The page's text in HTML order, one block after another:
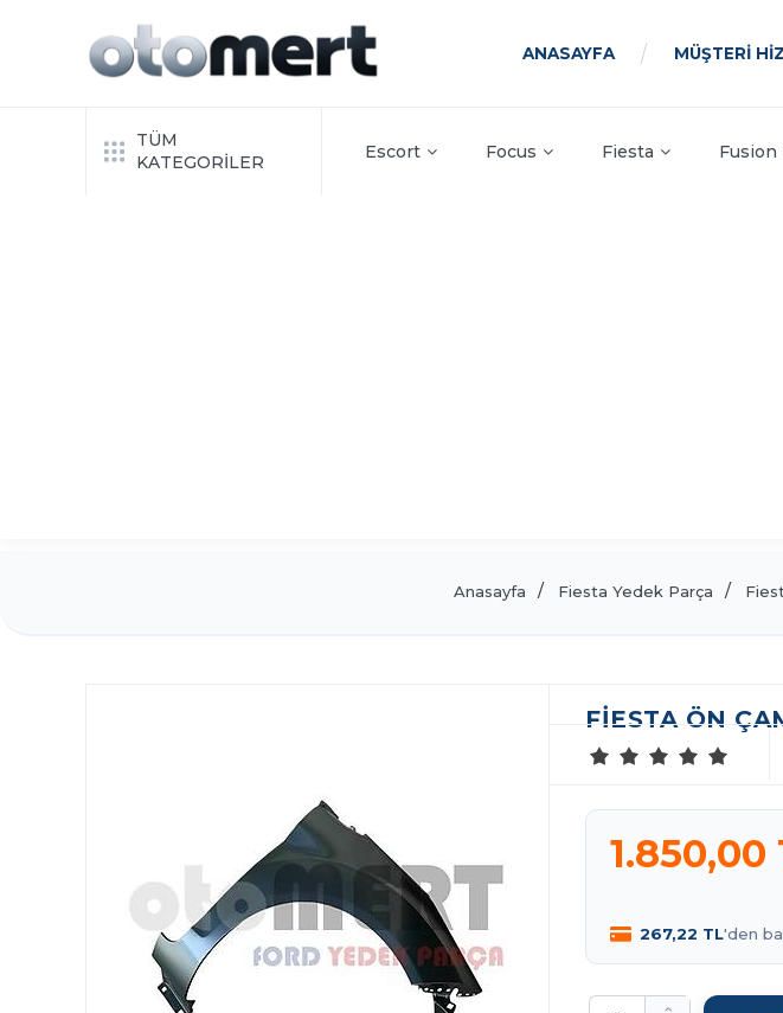
ANASAYFA MÜŞTERİ
TÜM
KATEGORİLER
Escort Focus Fiesta Fusion
Anasayfa Fiesta Yedek Parça
FIESTA ÖN
1.850,00
267,22 TL'den